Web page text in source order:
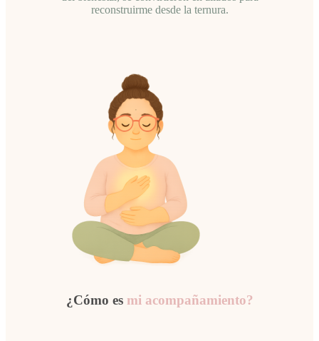
reconstruirme desde la ternura.
¿Cómo es mi acompañamiento?